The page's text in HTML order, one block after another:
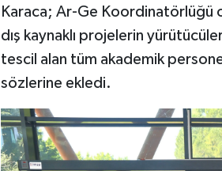
Karaca; Ar-Ge Koordinatörlüğü
dış kaynaklı projelerin
tescil alan tüm akademik
sözlerine ekledi.